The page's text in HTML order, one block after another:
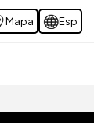
Mapa Esp